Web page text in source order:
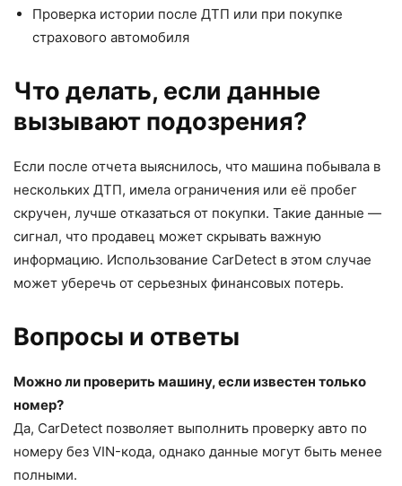
Проверка истории после ДТП или при покупке
страхового автомобиля
Что делать, если данные
вызывают подозрения?
Если после отчета выяснилось, что машина побывала в
нескольких ДТП, имела ограничения или её пробег
скручен, лучше отказаться от покупки. Такие данные —
сигнал, что продавец может скрывать важную
информацию. Использование CarDetect в этом случае
может уберечь от серьезных финансовых потерь.
Вопросы и ответы
Можно ли проверить машину, если известен только
номер?
Да, CarDetect позволяет выполнить проверку авто по
номеру без VIN-кода, однако данные могут быть менее
полными.